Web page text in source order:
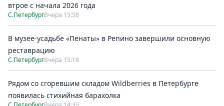
втрое с начала 2026 года
С.ПетербургВчера 15:58
В музее-усадьбе «Пенаты» в Репино завершили основную
реставрацию
С.ПетербургВчера 15:18
Рядом со сгоревшим складом Wildberries в Петербурге
появилась стихийная барахолка